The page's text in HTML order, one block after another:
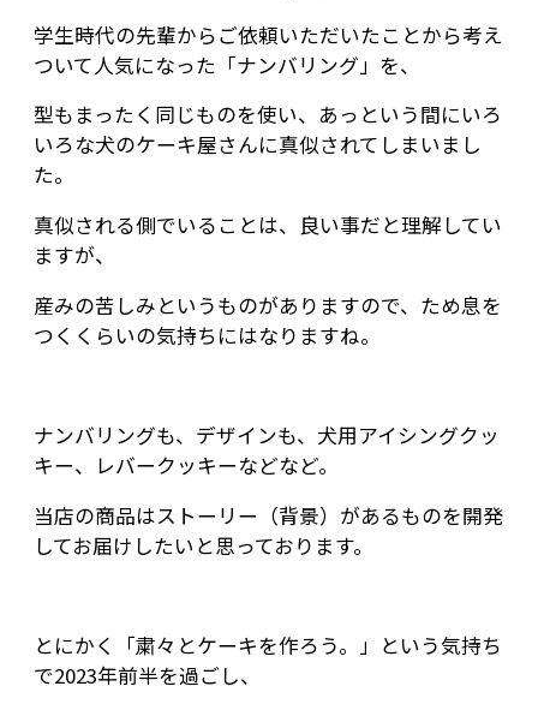
学生時代の先輩からご依頼いただいたことから考え
ついて人気になった「ナンバリング」を、
型もまったく同じものを使い、あっという間にいろ
いろな犬のケーキ屋さんに真似されてしまいまし
た。
真似される側でいることは、良い事だと理解してい
ますが、
産みの苦しみというものがありますので、ため息を
つくくらいの気持ちにはなりますね。
ナンバリングも、デザインも、犬用アイシングクッ
キー、レバークッキーなどなど。
当店の商品はストーリー（背景）があるものを開発
してお届けしたいと思っております。
とにかく「粛々とケーキを作ろう。」という気持ち
で2023年前半を過ごし、